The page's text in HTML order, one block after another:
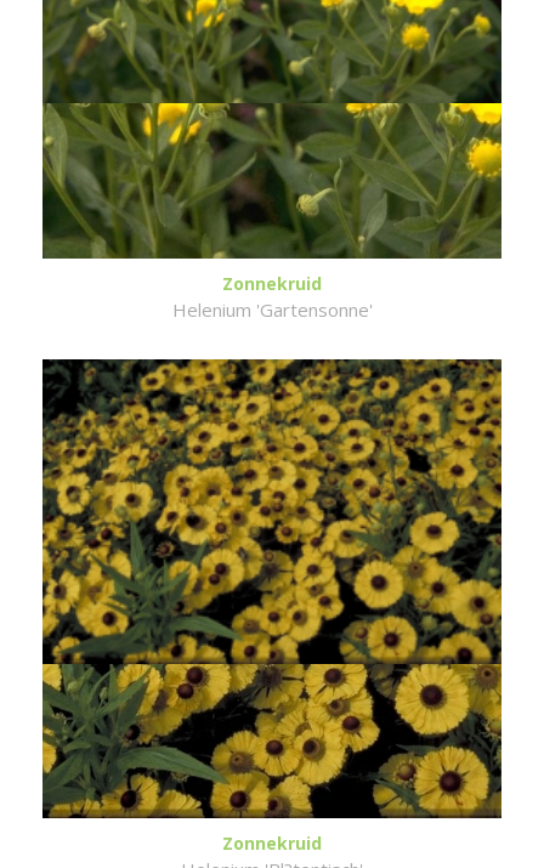
Zonnekruid
Helenium 'Gartensonne'
Zonnekruid